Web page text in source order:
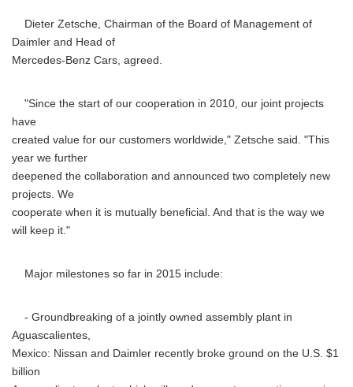
Dieter Zetsche, Chairman of the Board of Management of
Daimler and Head of
Mercedes-Benz Cars, agreed.
"Since the start of our cooperation in 2010, our joint projects
have
created value for our customers worldwide," Zetsche said. "This
year we further
deepened the collaboration and announced two completely new
projects. We
cooperate when it is mutually beneficial. And that is the way we
will keep it."
Major milestones so far in 2015 include:
- Groundbreaking of a jointly owned assembly plant in
Aguascalientes,
Mexico: Nissan and Daimler recently broke ground on the U.S. $1
billion